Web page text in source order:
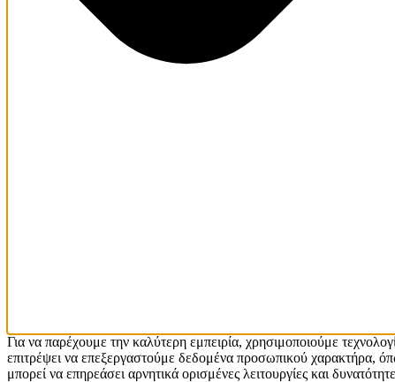
Για να παρέχουμε την καλύτερη εμπειρία, χρησιμοποιούμε
επιτρέψει να επεξεργαστούμε δεδομένα προσωπικού χαρακτήρα,
μπορεί να επηρεάσει αρνητικά ορισμένες λειτουργίες και